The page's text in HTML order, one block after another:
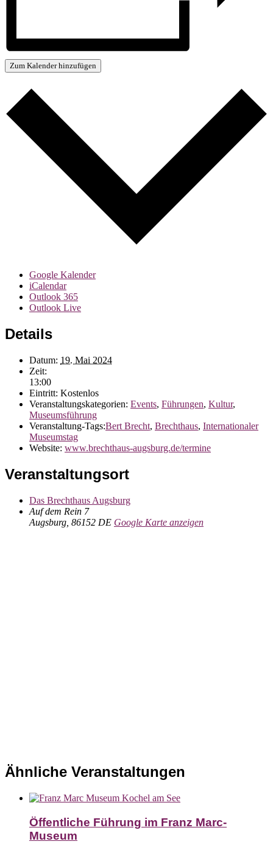
Zum Kalender hinzufügen
Google Kalender
iCalendar
Outlook 365
Outlook Live
Details
Datum: 19. Mai 2024
Zeit:
13:00
Eintritt: Kostenlos
Veranstaltungskategorien: Events, Führungen, Kultur,
Museumsführung
Veranstaltung-Tags:Bert Brecht, Brechthaus, Internationaler
Museumstag
Website: www.brechthaus-augsburg.de/termine
Veranstaltungsort
Das Brechthaus Augsburg
Auf dem Rein 7
Augsburg 86152 DE Google Karte anzeigen
Ähnliche Veranstaltungen
Öffentliche Führung im Franz Marc-
Museum